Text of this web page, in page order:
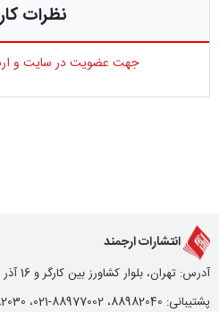
نظرات
جهت عضویت در سایت و
انتشارات ارجمند
آدرس: تهران، بلوار کشاورز بین کارگر و 16 آذر پلاک 292
پشتیبانی: 88982040، 88977002-021، 88982030-021، 88975190-021